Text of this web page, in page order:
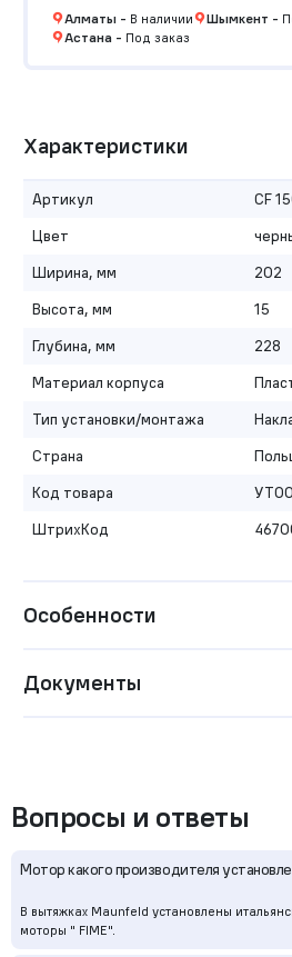
Алматы- В наличии Шымкент -
Астана- Под заказ
Характеристики
Артикул
CF
Цвет
Ширина, мм
202
Высота, мм
15
Глубина, мм
228
Материал корпуса
Тип установки/монтажа
Страна
Код товара
ШтрихКод
Особенности
Документы
Вопросы и ответы
Мотор какого производителя
В вытяжках Maunfeld установлены
моторы " FIME".